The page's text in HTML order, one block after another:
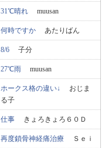
31℃晴れ muusan
何時ですか あたりばん
8/6 子分
27℃雨 muusan
ホークス格の違い↓ おじま
る子
仕事 きょろきょろ６０Ｄ
再度鎖骨神経痛治療 Ｓｅｉ